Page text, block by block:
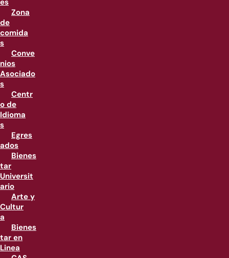
es
Zona
de
comida
s
Conve
nios
Asociado
s
Centr
o de
Idioma
s
Egres
ados
Bienes
tar
Universit
ario
Arte y
Cultur
a
Bienes
tar en
Linea